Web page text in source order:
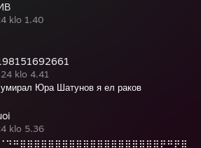
klo 1.40
klo 4.41
Юра Шатунов я ел раков
klo 5.36